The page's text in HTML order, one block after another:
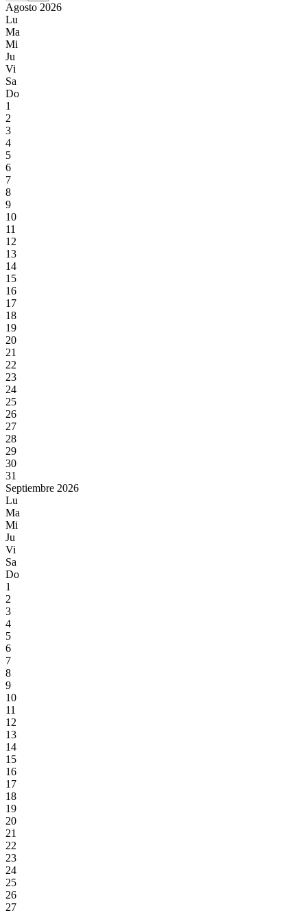
Agosto 2026
Lu
Ma
Mi
Ju
Vi
Sa
Do
1
2
3
4
5
6
7
8
9
10
11
12
13
14
15
16
17
18
19
20
21
22
23
24
25
26
27
28
29
30
31
Septiembre 2026
Lu
Ma
Mi
Ju
Vi
Sa
Do
1
2
3
4
5
6
7
8
9
10
11
12
13
14
15
16
17
18
19
20
21
22
23
24
25
26
27